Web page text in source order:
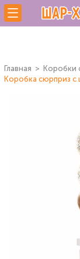
Главная
Коробки
Коробка сюрприз